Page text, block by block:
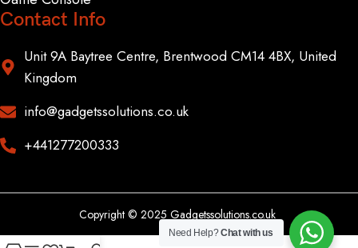
Contact Info
Unit 9A Baytree Centre, Brentwood CM14 4BX, United
Kingdom
info@gadgetssolutions.co.uk
+441277200333
Copyright © 2025 Gadgetssolutions.co.uk
Need Help?Chat with us